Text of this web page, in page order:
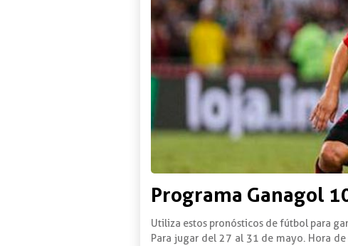
Programa Ganagol
Utiliza estos pronósticos de fútbol para
Para jugar del 27 al 31 de mayo. Hora